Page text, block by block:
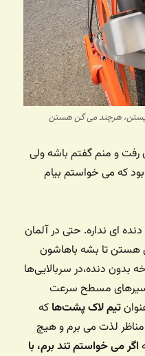
رفت و منم گفتم باشه ولی
که می خواستم بیام
ای نداره. حتی در آلمان
هستن تا بشه باهاشون
بدون دنده،‌در سربالایی‌ها
مسطح سرعت
تیم لاک پشت‌ها که
لذت می برم و هیچ
اگر می خواستم تند برم، با